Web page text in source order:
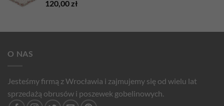
120,00 zł
O NAS
Jesteśmy firmą z Wrocławia i zajmujemy się od wielu lat
sprzedażą obrusów i poszewek gobelinowych.